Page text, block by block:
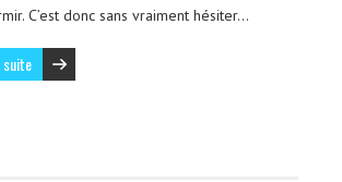
C’est donc sans vraiment hésiter…
suite